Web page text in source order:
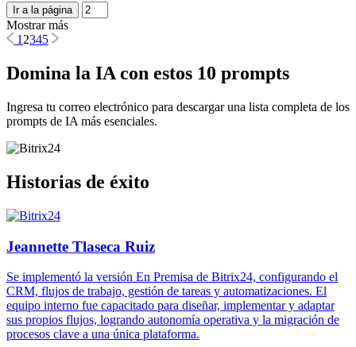
Ir a la página
Mostrar más
1 2345
Domina la IA con estos 10 prompts
Ingresa tu correo electrónico para descargar una lista completa de los
prompts de IA más esenciales.
Historias de éxito
Jeannette Tlaseca Ruiz
Se implementó la versión En Premisa de Bitrix24, configurando el
CRM, flujos de trabajo, gestión de tareas y automatizaciones. El
equipo interno fue capacitado para diseñar, implementar y adaptar
sus propios flujos, logrando autonomía operativa y la migración de
procesos clave a una única plataforma.